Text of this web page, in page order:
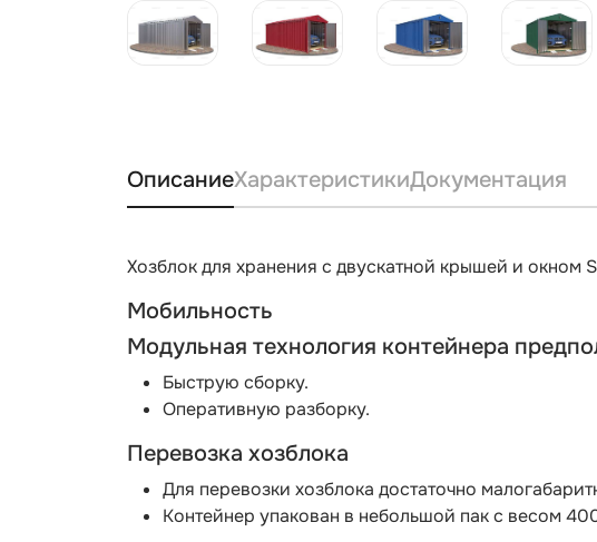
ОписаниеХарактеристикиДокументация
Хозблок для хранения с двускатной крышей и окном
Мобильность
Модульная технология контейнера
Быструю сборку.
Оперативную разборку.
Перевозка хозблока
Для перевозки хозблока достаточно
Контейнер упакован в небольшой пак с весом